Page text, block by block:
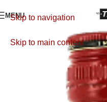
Skip to navigation
Skip to main content
MENU